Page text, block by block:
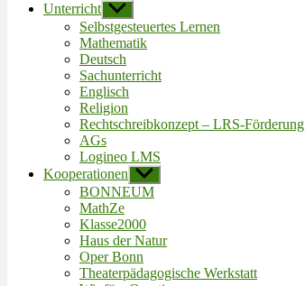
Unterricht Untermenü
anzeigen
Selbstgesteuertes Lernen
Mathematik
Deutsch
Sachunterricht
Englisch
Religion
Rechtschreibkonzept – LRS-Förderung
AGs
Logineo LMS
Kooperationen Untermenü
anzeigen
BONNEUM
MathZe
Klasse2000
Haus der Natur
Oper Bonn
Theaterpädagogische Werkstatt